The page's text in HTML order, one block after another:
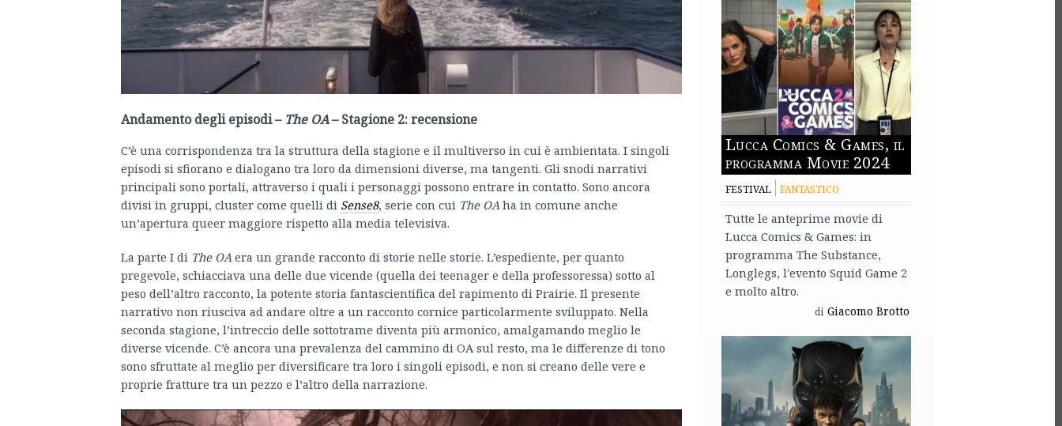
Andamento degli episodi – The OA– Stagione 2: recensione
C’è una corrispondenza tra la struttura della stagione e il multiverso in cui è ambientata. I singoli
episodi si sfiorano e dialogano tra loro da dimensioni diverse, ma tangenti. Gli snodi narrativi
principali sono portali, attraverso i quali i personaggi possono entrare in contatto. Sono ancora
divisi in gruppi, cluster come quelli di Sense8, serie con cui The OAha in comune anche
un’apertura queer maggiore rispetto alla media televisiva.
La parte I di The OAera un grande racconto di storie nelle storie. L’espediente, per quanto
pregevole, schiacciava una delle due vicende (quella dei teenager e della professoressa) sotto al
peso dell’altro racconto, la potente storia fantascientifica del rapimento di Prairie. Il presente
narrativo non riusciva ad andare oltre a un racconto cornice particolarmente sviluppato. Nella
seconda stagione, l’intreccio delle sottotrame diventa più armonico, amalgamando meglio le
diverse vicende. C’è ancora una prevalenza del cammino di OA sul resto, ma le differenze di tono
sono sfruttate al meglio per diversificare tra loro i singoli episodi, e non si creano delle vere e
proprie fratture tra un pezzo e l’altro della narrazione.
Lucca Comics & Games, il
programma Movie 2024
FESTIVAL FANTASTICO
Tutte le anteprime movie di
Lucca Comics & Games: in
programma The Substance,
Longlegs, l'evento Squid Game 2
e molto altro.
di Giacomo Brotto